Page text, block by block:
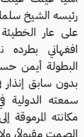
رئيسه الشيخ
على عار
افغهاني بطرده
البطولة أيمن
بدون سابق إنذار
سمعته
مكانته المرموقة